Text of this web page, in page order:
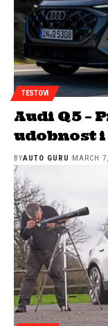
TESTOVI
Audi Q5 –
udobnost
BYAUTO GURU MARCH